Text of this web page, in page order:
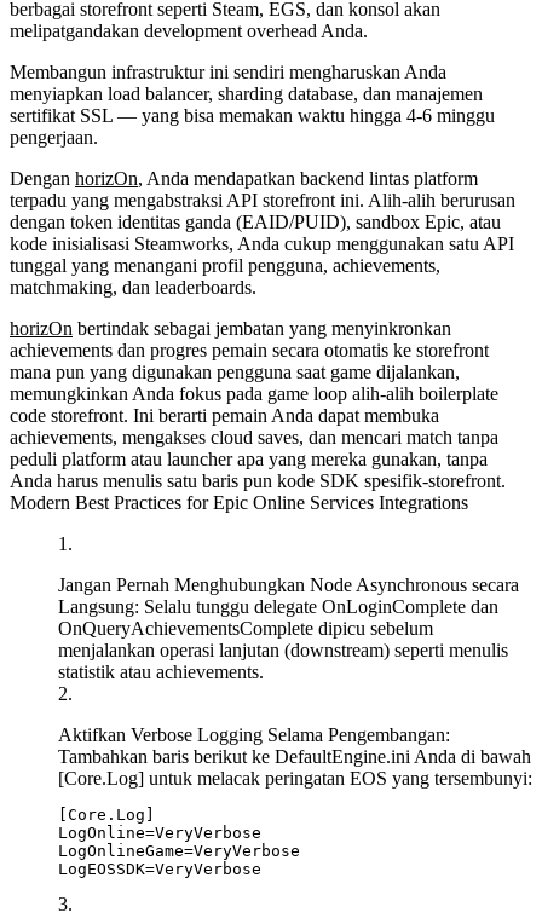
berbagai storefront seperti Steam, EGS, dan konsol akan
melipatgandakan development overhead Anda.
Membangun infrastruktur ini sendiri mengharuskan Anda
menyiapkan load balancer, sharding database, dan manajemen
sertifikat SSL — yang bisa memakan waktu hingga 4-6 minggu
pengerjaan.
Dengan horizOn, Anda mendapatkan backend lintas platform
terpadu yang mengabstraksi API storefront ini. Alih-alih berurusan
dengan token identitas ganda (EAID/PUID), sandbox Epic, atau
kode inisialisasi Steamworks, Anda cukup menggunakan satu API
tunggal yang menangani profil pengguna, achievements,
matchmaking, dan leaderboards.
horizOn bertindak sebagai jembatan yang menyinkronkan
achievements dan progres pemain secara otomatis ke storefront
mana pun yang digunakan pengguna saat game dijalankan,
memungkinkan Anda fokus pada game loop alih-alih boilerplate
code storefront. Ini berarti pemain Anda dapat membuka
achievements, mengakses cloud saves, dan mencari match tanpa
peduli platform atau launcher apa yang mereka gunakan, tanpa
Anda harus menulis satu baris pun kode SDK spesifik-storefront.
Modern Best Practices for Epic Online Services Integrations
Jangan Pernah Menghubungkan Node Asynchronous secara
Langsung: Selalu tunggu delegate OnLoginComplete dan
OnQueryAchievementsComplete dipicu sebelum
menjalankan operasi lanjutan (downstream) seperti menulis
statistik atau achievements.
Aktifkan Verbose Logging Selama Pengembangan:
Tambahkan baris berikut ke DefaultEngine.iniAnda di bawah
[Core.Log] untuk melacak peringatan EOS yang tersembunyi:
[Core.Log]
LogOnline=VeryVerbose
LogOnlineGame=VeryVerbose